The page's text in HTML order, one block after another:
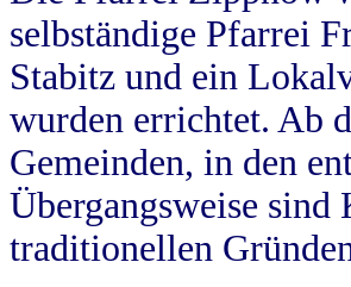
selbständige Pfarrei
Stabitz und ein
wurden errichtet. Ab
Gemeinden, in den
Übergangsweise sind
traditionellen